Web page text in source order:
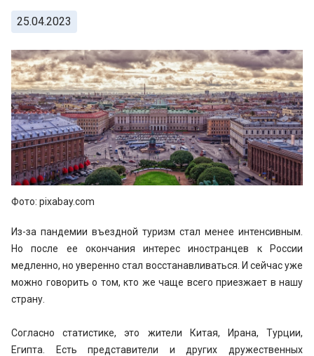
25.04.2023
Фото: pixabay.com
Из-за пандемии въездной туризм стал менее интенсивным.
Но после ее окончания интерес иностранцев к России
медленно, но уверенно стал восстанавливаться. И сейчас уже
можно говорить о том, кто же чаще всего приезжает в нашу
страну.
Согласно статистике, это жители Китая, Ирана, Турции,
Египта. Есть представители и других дружественных